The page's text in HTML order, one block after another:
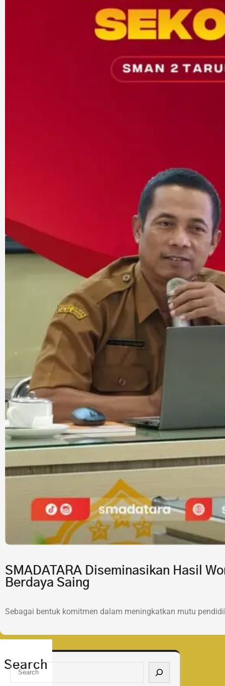
SMADATARA Diseminasikan Hasil
Berdaya Saing
Sebagai bentuk komitmen dalam meningkatkan mutu
Search
S